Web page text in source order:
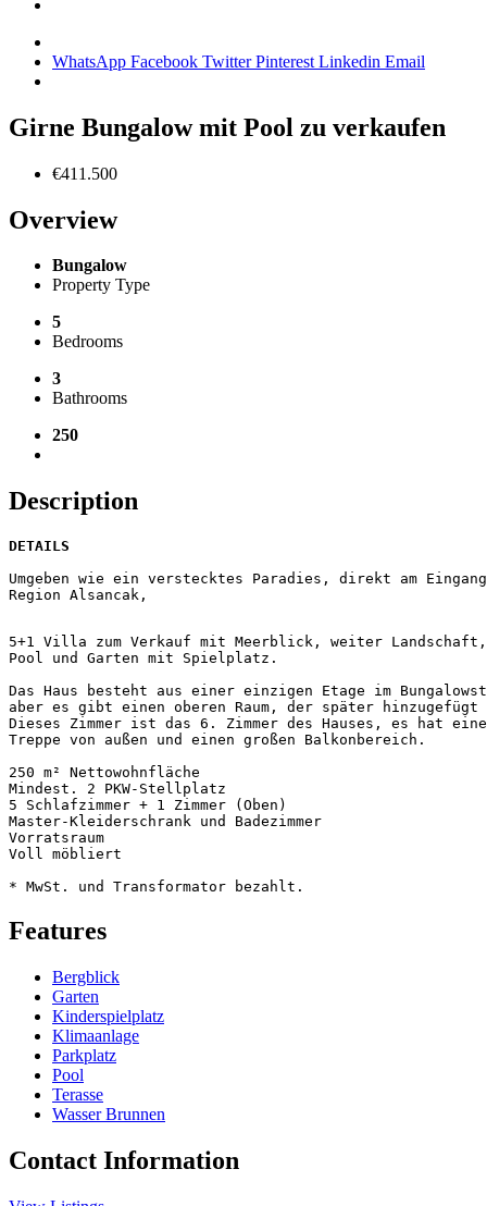
WhatsApp Facebook TwitterPinterest Linkedin Email
Girne Bungalow mit Pool zu verkaufen
€411.500
Overview
Bungalow
Property Type
5
Bedrooms
3
Bathrooms
250
Description
Region Alsancak,
5+1 Villa zum Verkauf mit Meerblick, weiter
Pool und Garten mit Spielplatz.
Das Haus besteht aus einer einzigen Etage im
aber es gibt einen oberen Raum, der später
Dieses Zimmer ist das 6. Zimmer des Hauses, es hat
Treppe von außen und einen großen Balkonbereich.
250 m² Nettowohnfläche
Mindest. 2 PKW-Stellplatz
5 Schlafzimmer + 1 Zimmer (Oben)
Master-Kleiderschrank und Badezimmer
Vorratsraum
Voll möbliert
* MwSt. und Transformator bezahlt.
Features
Bergblick
Garten
Kinderspielplatz
Klimaanlage
Parkplatz
Pool
Terasse
Wasser Brunnen
Contact Information